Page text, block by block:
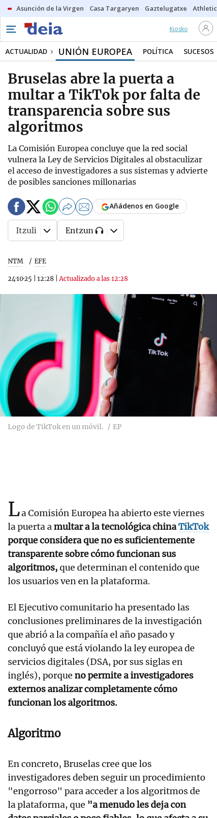
Asunción de la Virgen Casa Targaryen Gaztelugatxe Athletic
Kiosko
ACTUALIDAD UNIÓN EUROPEA POLÍTICA SUCESOS
Bruselas abre la puerta a
multar a TikTok por falta de
transparencia sobre sus
algoritmos
La Comisión Europea concluye que la red social
vulnera la Ley de Servicios Digitales al obstaculizar
el acceso de investigadores a sus sistemas y advierte
de posibles sanciones millonarias
NTM EFE
24·10·25 12:28 |Actualizado a las 12:28
Añádenos en Google
Itzuli Entzun
Logo de TikTok en un móvil. EP
La Comisión Europea ha abierto este viernes
la puerta amultar a la tecnológica chinaTikTok
porque considera que no es suficientemente
transparente sobre cómo funcionan sus
algoritmos,que determinan el contenido que
los usuarios ven en la plataforma.
El Ejecutivo comunitario ha presentado las
conclusiones preliminares de la investigación
que abrió a la compañía el año pasado y
concluyó que está violando la ley europea de
servicios digitales (DSA, por sus siglas en
inglés), porque no permite a investigadores
externos analizar completamente cómo
funcionan los algoritmos.
Algoritmo
En concreto, Bruselas cree que los
investigadores deben seguir un procedimiento
"engorroso" para acceder a los algoritmos de
la plataforma, que "a menudo les deja con